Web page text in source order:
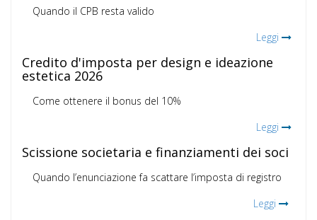
Quando il CPB resta valido
Leggi
Credito d'imposta per design e ideazione
estetica 2026
Come ottenere il bonus del 10%
Leggi
Scissione societaria e finanziamenti dei soci
Quando l’enunciazione fa scattare l’imposta di registro
Leggi